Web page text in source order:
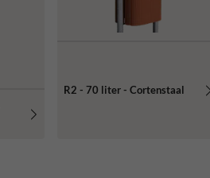
R2 - 70 liter - Cortenstaal